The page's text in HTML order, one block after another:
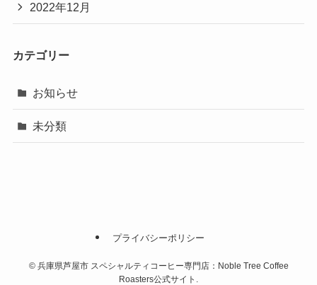
2022年12月
カテゴリー
お知らせ
未分類
プライバシーポリシー
©兵庫県芦屋市 スペシャルティコーヒー専門店：Noble Tree Coffee
Roasters公式サイト.